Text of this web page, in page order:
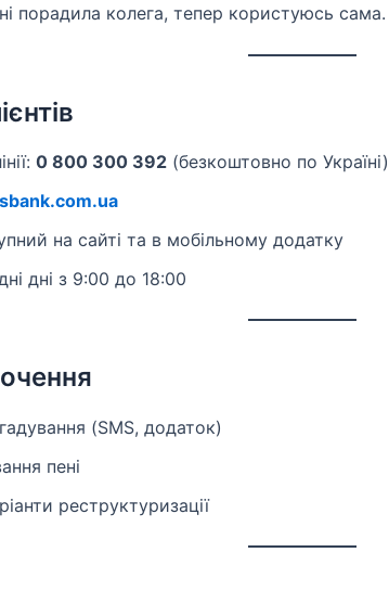
порадила колега, тепер користуюсь
0 800 300 392 (безкоштовно по Україні)
на сайті та в мобільному додатку
дні з 9:00 до 18:00
(SMS, додаток)
пені
реструктуризації